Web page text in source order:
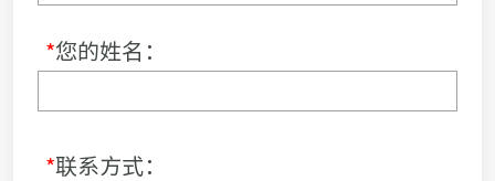
*您的姓名：
*联系方式：